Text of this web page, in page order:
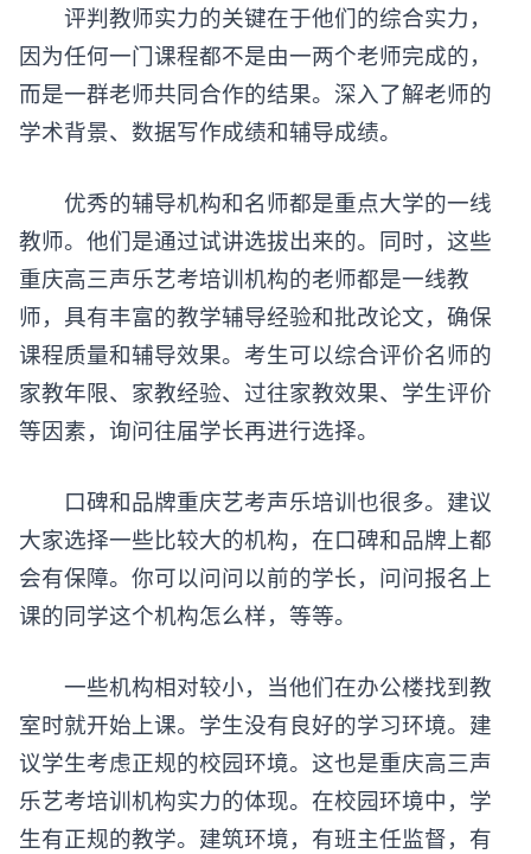
评判教师实力的关键在于他们的综合实力，
因为任何一门课程都不是由一两个老师完成的，
而是一群老师共同合作的结果。深入了解老师的
学术背景、数据写作成绩和辅导成绩。
优秀的辅导机构和名师都是重点大学的一线
教师。他们是通过试讲选拔出来的。同时，这些
重庆高三声乐艺考培训机构的老师都是一线教
师，具有丰富的教学辅导经验和批改论文，确保
课程质量和辅导效果。考生可以综合评价名师的
家教年限、家教经验、过往家教效果、学生评价
等因素，询问往届学长再进行选择。
口碑和品牌重庆艺考声乐培训也很多。建议
大家选择一些比较大的机构，在口碑和品牌上都
会有保障。你可以问问以前的学长，问问报名上
课的同学这个机构怎么样，等等。
一些机构相对较小，当他们在办公楼找到教
室时就开始上课。学生没有良好的学习环境。建
议学生考虑正规的校园环境。这也是重庆高三声
乐艺考培训机构实力的体现。在校园环境中，学
生有正规的教学。建筑环境，有班主任监督，有